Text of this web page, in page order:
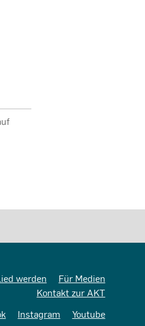
werden
Für Medien
Kontakt zur AKT
Instagram Youtube